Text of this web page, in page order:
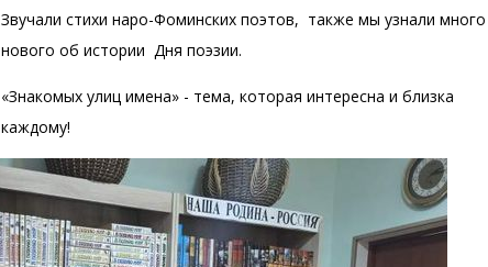
Звучали стихи наро-Фоминских поэтов, также мы узнали много
нового об истории Дня поэзии.
«Знакомых улиц имена» - тема, которая интересна и близка
каждому!